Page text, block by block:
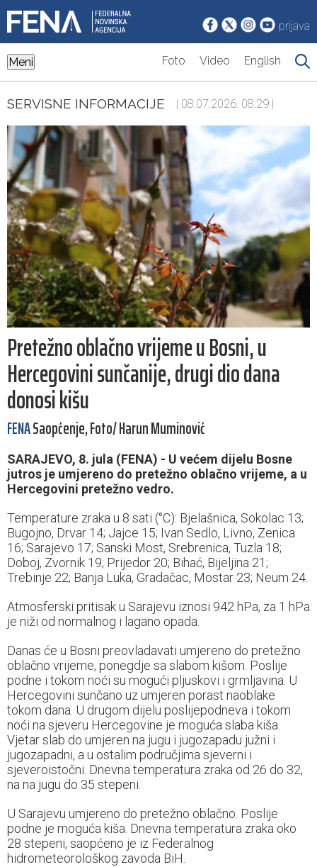
prijava
Meni Foto Video English
SERVISNE INFORMACIJE | 08.07.2026. 08:29 |
Pretežno oblačno vrijeme u Bosni, u
Hercegovini sunčanije, drugi dio dana
donosi kišu
FENASaopćenje, Foto/ Harun Muminović
SARAJEVO, 8. jula (FENA) - U većem dijelu Bosne
jutros je umjereno do pretežno oblačno vrijeme, a u
Hercegovini pretežno vedro.
Temperature zraka u 8 sati (°C): Bjelašnica, Sokolac 13;
Bugojno, Drvar 14; Jajce 15; Ivan Sedlo, Livno, Zenica
16; Sarajevo 17; Sanski Most, Srebrenica, Tuzla 18;
Doboj, Zvornik 19; Prijedor 20; Bihać, Bijeljina 21;
Trebinje 22; Banja Luka, Gradačac, Mostar 23; Neum 24.
Atmosferski pritisak u Sarajevu iznosi 942 hPa, za 1 hPa
je niži od normalnog i lagano opada.
Danas će u Bosni preovladavati umjereno do pretežno
oblačno vrijeme, ponegdje sa slabom kišom. Poslije
podne i tokom noći su mogući pljuskovi i grmljavina. U
Hercegovini sunčano uz umjeren porast naoblake
tokom dana. U drugom dijelu poslijepodneva i tokom
noći na sjeveru Hercegovine je moguća slaba kiša.
Vjetar slab do umjeren na jugu i jugozapadu južni i
jugozapadni, a u ostalim područjima sjeverni i
sjeveroistočni. Dnevna temperatura zraka od 26 do 32,
na na jugu do 35 stepeni.
U Sarajevu umjereno do pretežno oblačno. Poslije
podne je moguća kiša. Dnevna temperatura zraka oko
28 stepeni, saopćeno je iz Federalnog
hidrometeorološkog zavoda BiH.